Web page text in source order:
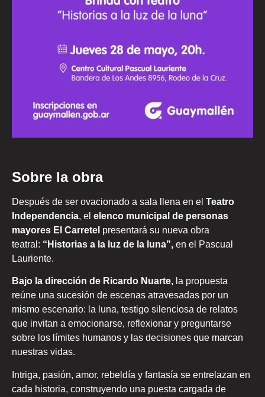
Sobre la obra
Después de ser ovacionado a sala llena en el Teatro
Independencia, el elenco municipal de personas
mayores El Carretel presentará su nueva obra
teatral: “Historias a la luz de la luna”, en el Pascual
Lauriente.
Bajo la dirección de Ricardo Nuarte, la propuesta
reúne una sucesión de escenas atravesadas por un
mismo escenario: la luna, testigo silenciosa de relatos
que invitan a emocionarse, reflexionar y preguntarse
sobre los límites humanos y las decisiones que marcan
nuestras vidas.
Intriga, pasión, amor, rebeldía y fantasía se entrelazan en
cada historia, construyendo una puesta cargada de